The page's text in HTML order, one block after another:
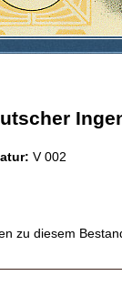
V 002
zu diesem